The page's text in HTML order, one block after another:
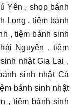
Yên , shop bánh
Long , tiệm bánh
, tiệm bánh sinh
Nguyên , tiệm
nhật Gia Lai ,
sinh nhật Cà
bánh sinh nhật
, tiệm bánh sinh